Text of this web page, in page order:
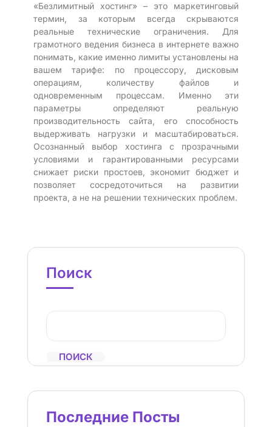
«Безлимитный хостинг» – это маркетинговый
термин, за которым всегда скрываются
реальные технические ограничения. Для
грамотного ведения бизнеса в интернете важно
понимать, какие именно лимиты установлены на
вашем тарифе: по процессору, дисковым
операциям, количеству файлов и
одновременным процессам. Именно эти
параметры определяют реальную
производительность сайта, его способность
выдерживать нагрузки и масштабироваться.
Осознанный выбор хостинга с прозрачными
условиями и гарантированными ресурсами
снижает риски простоев, экономит бюджет и
позволяет сосредоточиться на развитии
проекта, а не на решении технических проблем.
Поиск
ПОИСК
Последние Посты